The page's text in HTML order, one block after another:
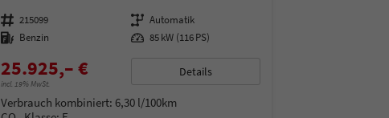
Fahrzeugnummer 215099 Getriebe Automatik
Kraftstoff Benzin Leistung 85 kW (116 PS)
25.925,– €
incl. 19% MwSt.
Details
Verbrauch kombiniert: 6,30 l/100km